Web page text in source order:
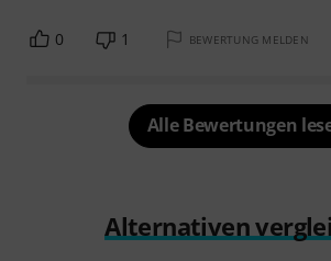
0 1 BEWERTUNG MELDEN
Alle Bewertungen
Alternativen